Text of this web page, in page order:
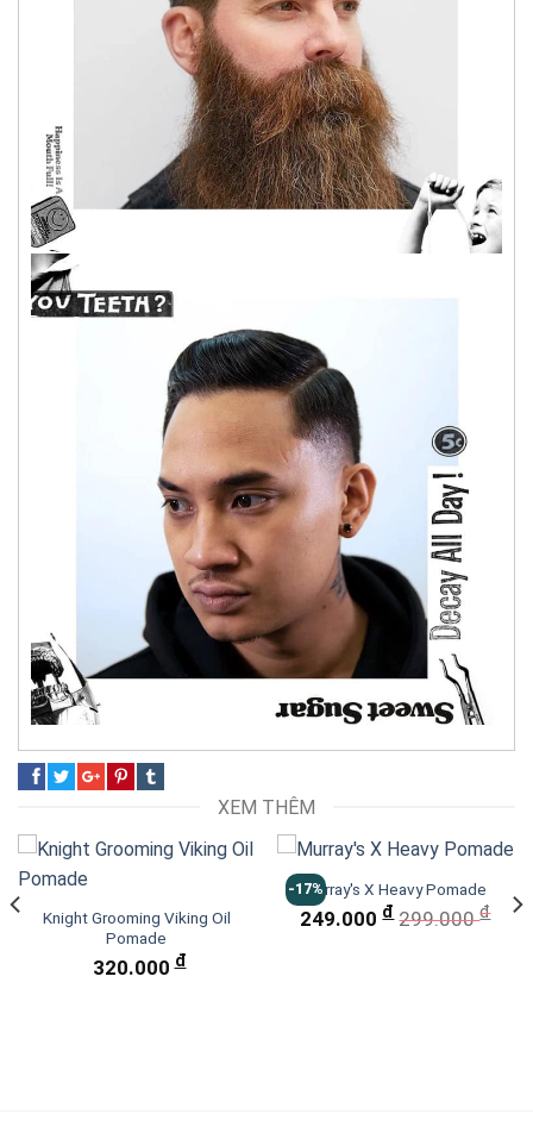
XEM THÊM
Knight Grooming Viking Oil
Pomade
320.000đ
-17%Murray's X Heavy Pomade
249.000đ 299.000đ